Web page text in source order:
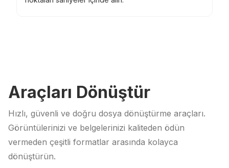
Araçları Dönüştür
Hızlı, güvenli ve doğru dosya dönüştürme araçları.
Görüntülerinizi ve belgelerinizi kaliteden ödün
vermeden çeşitli formatlar arasında kolayca
dönüştürün.